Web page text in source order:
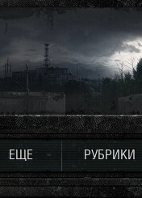
ЕЩЕ РУБРИКИ